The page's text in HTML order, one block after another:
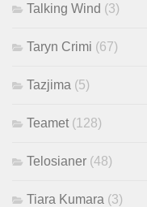
Talking Wind (3)
Taryn Crimi (67)
Tazjima (5)
Teamet (128)
Telosianer (48)
Tiara Kumara (3)